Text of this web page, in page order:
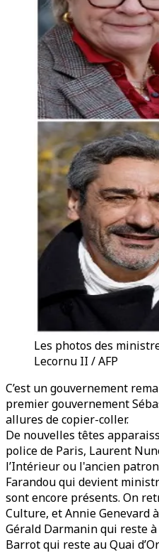
Les photos des
Lecornu II / AFP
C’est un gouvernement
premier gouvernement
allures de copier-coller.
De nouvelles têtes
police de Paris, Laurent
l’Intérieur ou l'ancien patron
Farandou qui devient
sont encore présents. On
Culture, et Annie Genevard
Gérald Darmanin qui reste
Barrot qui reste au Quai